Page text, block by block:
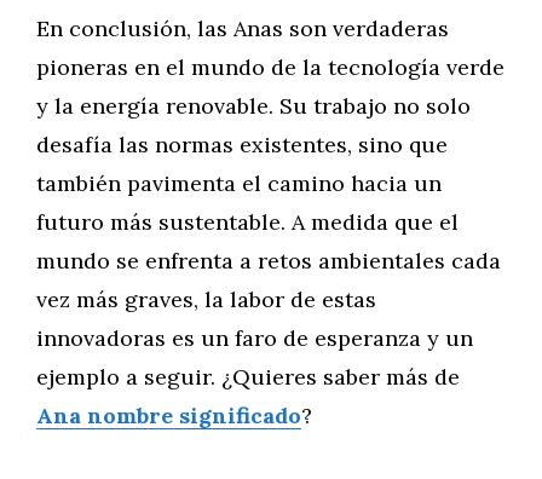
En conclusión, las Anas son verdaderas
pioneras en el mundo de la tecnología verde
y la energía renovable. Su trabajo no solo
desafía las normas existentes, sino que
también pavimenta el camino hacia un
futuro más sustentable. A medida que el
mundo se enfrenta a retos ambientales cada
vez más graves, la labor de estas
innovadoras es un faro de esperanza y un
ejemplo a seguir. ¿Quieres saber más de
Ana nombre significado?